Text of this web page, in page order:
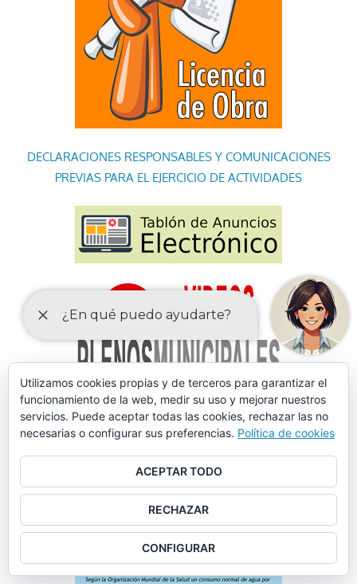
DECLARACIONES RESPONSABLES Y COMUNICACIONES
PREVIAS PARA EL EJERCICIO DE ACTIVIDADES
Utilizamos cookies propias y de terceros para garantizar el
funcionamiento de la web, medir su uso y mejorar nuestros
servicios. Puede aceptar todas las cookies, rechazar las no
necesarias o configurar sus preferencias. Política de cookies
ACEPTAR TODO
RECHAZAR
CONFIGURAR